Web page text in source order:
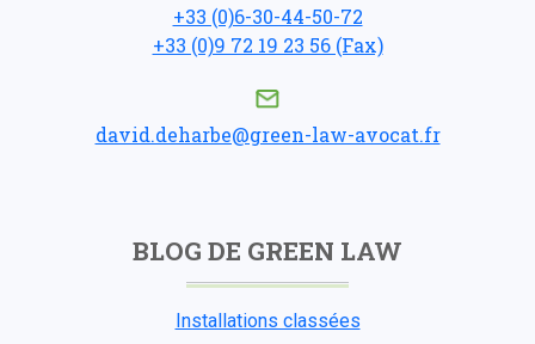
+33 (0)6-30-44-50-72
+33 (0)9 72 19 23 56 (Fax)
david.deharbe@green-law-avocat.fr
BLOG DE GREEN LAW
Installations classées